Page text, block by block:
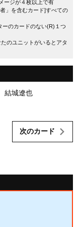
ージが４枚以上で有
」を含むカード]すべての
ーのカードのない(R)１つ
のユニットがいるとアタ
結城遼也
次のカード